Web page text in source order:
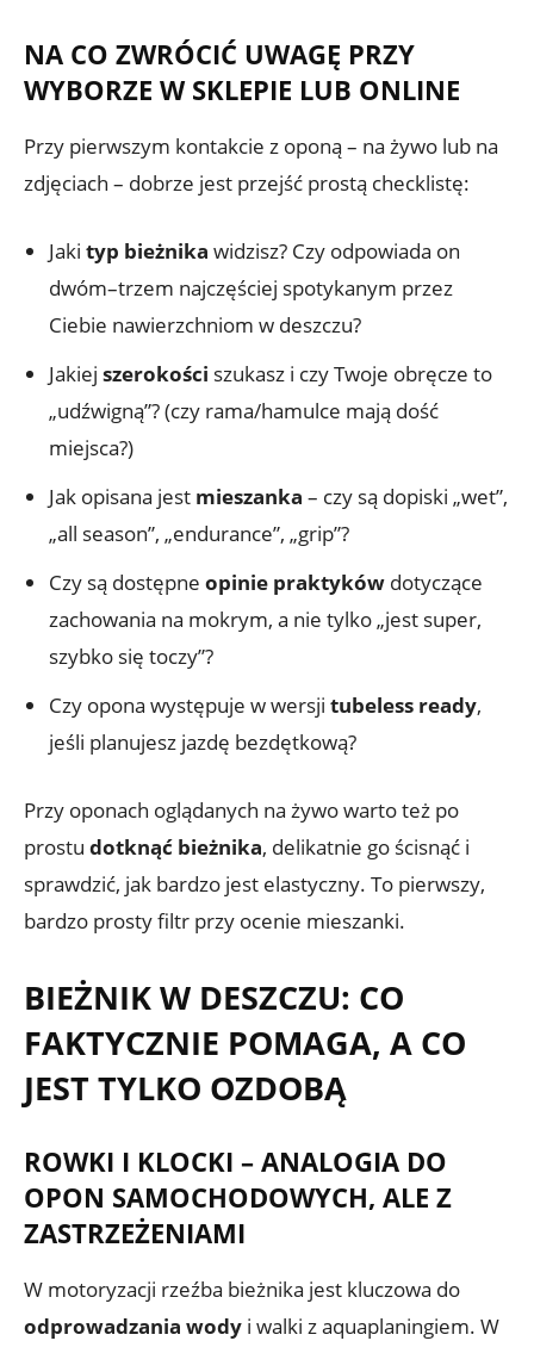
NA CO ZWRÓCIĆ UWAGĘ PRZY
WYBORZE W SKLEPIE LUB ONLINE
Przy pierwszym kontakcie z oponą – na żywo lub na
zdjęciach – dobrze jest przejść prostą checklistę:
Jaki typ bieżnika widzisz? Czy odpowiada on
dwóm–trzem najczęściej spotykanym przez
Ciebie nawierzchniom w deszczu?
Jakiej szerokości szukasz i czy Twoje obręcze to
„udźwigną”? (czy rama/hamulce mają dość
miejsca?)
Jak opisana jest mieszanka – czy są dopiski „wet”,
„all season”, „endurance”, „grip”?
Czy są dostępne opinie praktyków dotyczące
zachowania na mokrym, a nie tylko „jest super,
szybko się toczy”?
Czy opona występuje w wersji tubeless ready,
jeśli planujesz jazdę bezdętkową?
Przy oponach oglądanych na żywo warto też po
prostu dotknąć bieżnika, delikatnie go ścisnąć i
sprawdzić, jak bardzo jest elastyczny. To pierwszy,
bardzo prosty filtr przy ocenie mieszanki.
BIEŻNIK W DESZCZU: CO
FAKTYCZNIE POMAGA, A CO
JEST TYLKO OZDOBĄ
ROWKI I KLOCKI – ANALOGIA DO
OPON SAMOCHODOWYCH, ALE Z
ZASTRZEŻENIAMI
W motoryzacji rzeźba bieżnika jest kluczowa do
odprowadzania wody i walki z aquaplaningiem. W